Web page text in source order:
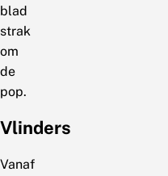
blad
strak
om
de
pop.
Vlinders
Vanaf